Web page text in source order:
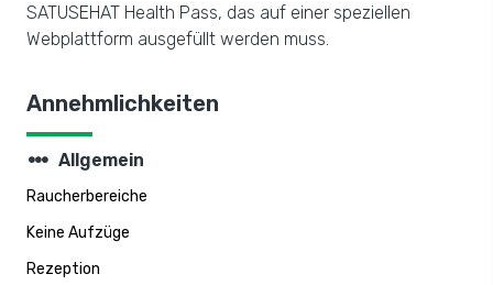
SATUSEHAT Health Pass, das auf einer speziellen
Webplattform ausgefüllt werden muss.
Annehmlichkeiten
steppers Allgemein
Raucherbereiche
Keine Aufzüge
Rezeption